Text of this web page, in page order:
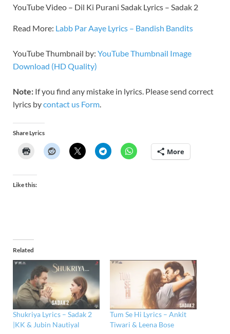
YouTube Video – Dil Ki Purani Sadak Lyrics – Sadak 2
Read More: Labb Par Aaye Lyrics – Bandish Bandits
YouTube Thumbnail by: YouTube Thumbnail Image
Download (HD Quality)
Note: If you find any mistake in lyrics. Please send correct
lyrics bycontact us Form
Share Lyrics
More
Like this:
Related
Shukriya Lyrics – Sadak 2
|KK & Jubin Nautiyal
Tum Se Hi Lyrics – Ankit
Tiwari & Leena Bose